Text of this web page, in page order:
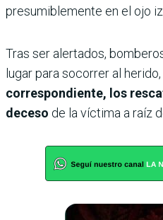
presumiblemente en el ojo
Tras ser alertados,
lugar para socorrer al
correspondiente, los
deceso de la víctima a raíz